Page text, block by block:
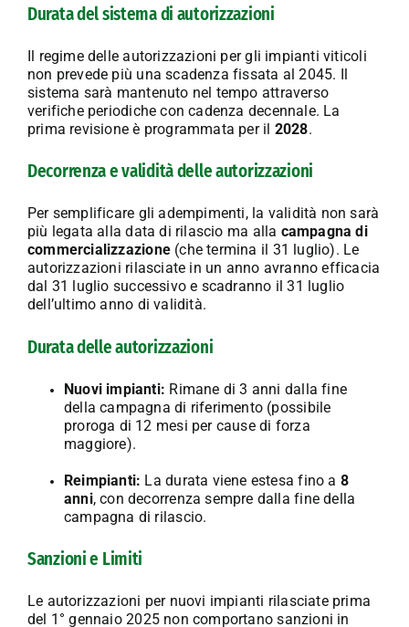
Durata del sistema di autorizzazioni
Il regime delle autorizzazioni per gli impianti viticoli
non prevede più una scadenza fissata al 2045. Il
sistema sarà mantenuto nel tempo attraverso
verifiche periodiche con cadenza decennale. La
prima revisione è programmata per il 2028.
Decorrenza e validità delle autorizzazioni
Per semplificare gli adempimenti, la validità non sarà
più legata alla data di rilascio ma alla campagna di
commercializzazione(che termina il 31 luglio). Le
autorizzazioni rilasciate in un anno avranno efficacia
dal 31 luglio successivo e scadranno il 31 luglio
dell’ultimo anno di validità.
Durata delle autorizzazioni
Nuovi impianti: Rimane di 3 anni dalla fine
della campagna di riferimento (possibile
proroga di 12 mesi per cause di forza
maggiore).
Reimpianti: La durata viene estesa fino a 8
anni, con decorrenza sempre dalla fine della
campagna di rilascio.
Sanzioni e Limiti
Le autorizzazioni per nuovi impianti rilasciate prima
del 1° gennaio 2025 non comportano sanzioni in